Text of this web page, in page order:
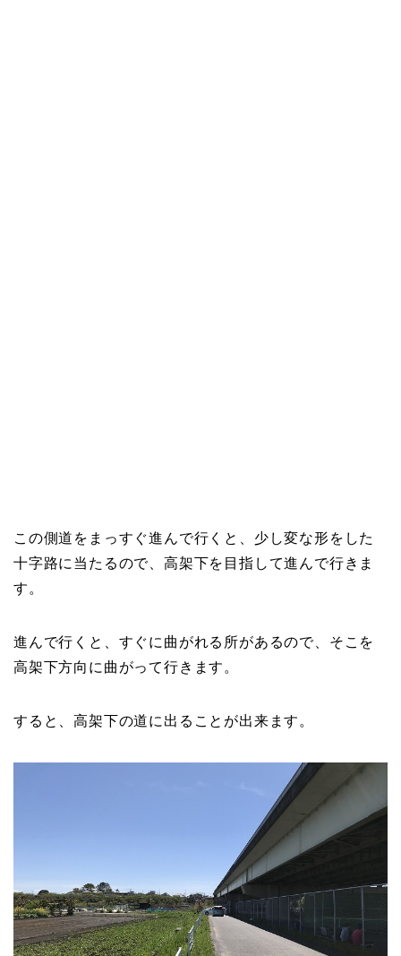
この側道をまっすぐ進んで行くと、少し変な形をした
十字路に当たるので、高架下を目指して進んで行きま
す。
進んで行くと、すぐに曲がれる所があるので、そこを
高架下方向に曲がって行きます。
すると、高架下の道に出ることが出来ます。